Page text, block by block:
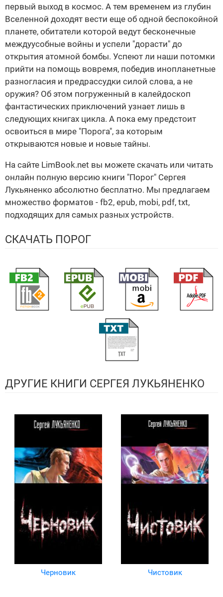
первый выход в космос. А тем временем из глубин
Вселенной доходят вести еще об одной беспокойной
планете, обитатели которой ведут бесконечные
междуусобные войны и успели "дорасти" до
открытия атомной бомбы. Успеют ли наши потомки
прийти на помощь вовремя, победив инопланетные
разногласия и предрассудки силой слова, а не
оружия? Об этом погруженный в калейдоскоп
фантастических приключений узнает лишь в
следующих книгах цикла. А пока ему предстоит
освоиться в мире "Порога", за которым
открываются новые и новые тайны.
На сайте LimBook.net вы можете скачать или читать
онлайн полную версию книги "Порог" Сергея
Лукьяненко абсолютно бесплатно. Мы предлагаем
множество форматов - fb2, epub, mobi, pdf, txt,
подходящих для самых разных устройств.
СКАЧАТЬ ПОРОГ
ДРУГИЕ КНИГИ СЕРГЕЯ ЛУКЬЯНЕНКО
Черновик Чистовик